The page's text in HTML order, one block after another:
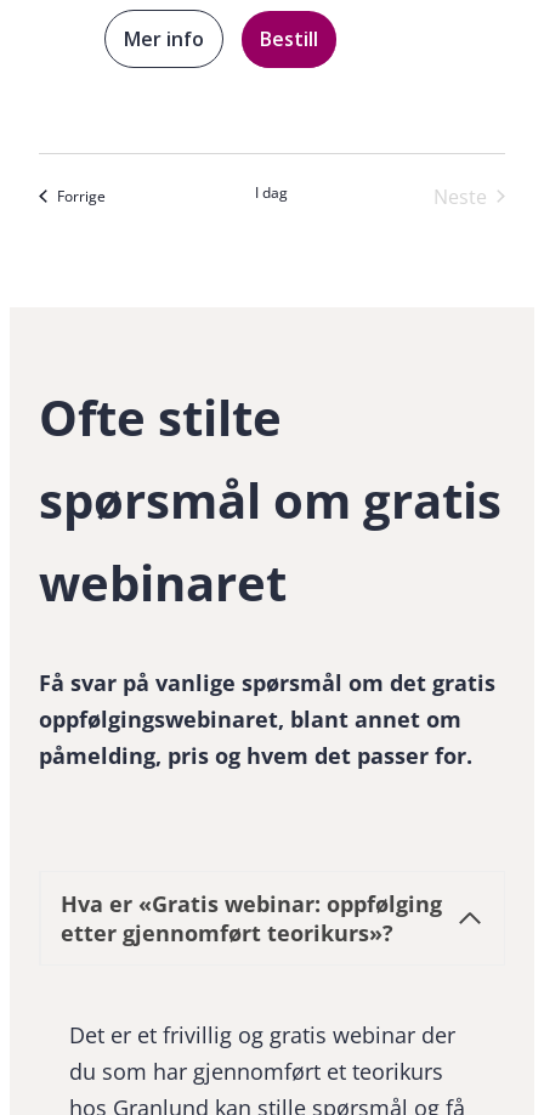
Mer info Bestill
Forrige I dag
Neste
Ofte stilte
spørsmål om gratis
webinaret
Få svar på vanlige spørsmål om det gratis
oppfølgingswebinaret, blant annet om
påmelding, pris og hvem det passer for.
Hva er «Gratis webinar: oppfølging
etter gjennomført teorikurs»?
Det er et frivillig og gratis webinar der
du som har gjennomført et teorikurs
hos Granlund kan stille spørsmål og få